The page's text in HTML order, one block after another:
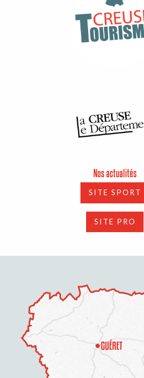
Nos actualités
SITE SPORT
SITE PRO